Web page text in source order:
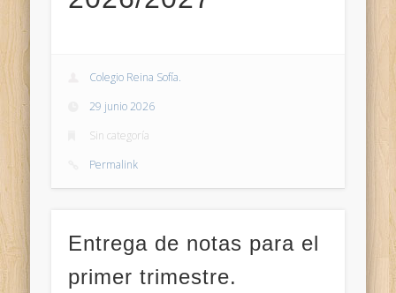
Colegio Reina Sofía.
29 junio 2026
Sin categoría
Permalink
Entrega de notas para el
primer trimestre.